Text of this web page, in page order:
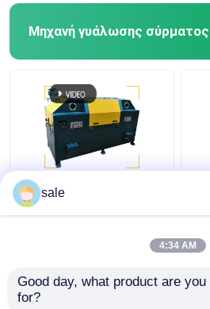
Μηχανή γυάλωσης σύρματος
Μηχανή γυαλίσματος
ατσάλινου μετάλλου
sale
4:34 AM
Good day, what product are you
for?